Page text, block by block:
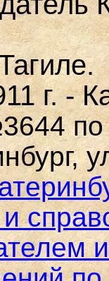
г. -
по
и